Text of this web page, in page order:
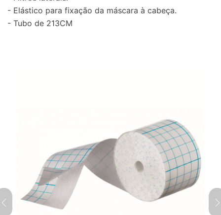
- Elástico para fixação da máscara à cabeça.
- Tubo de 213CM